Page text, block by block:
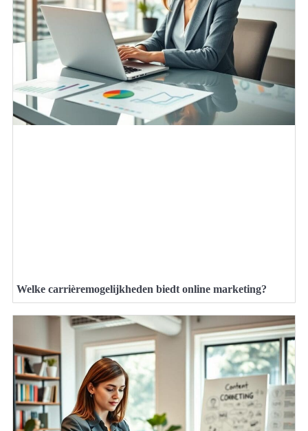
Welke carrièremogelijkheden biedt online marketing?